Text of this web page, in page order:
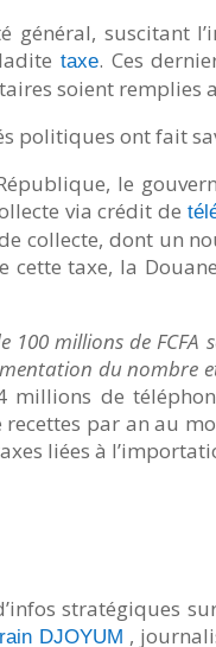
général,
laditetaxe. Ces
soient remplies
politiques ont fait
le
via crédit de
collecte, dont un
taxe, la
100 millions de
du
millions de
par an au
liées à
stratégiques
DJOYUM ,